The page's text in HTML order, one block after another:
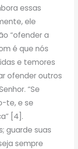
essas
ele
“ofender a
é que nós
e temores
ofender outros
“Se
te, e se
[4].
guarde suas
sempre